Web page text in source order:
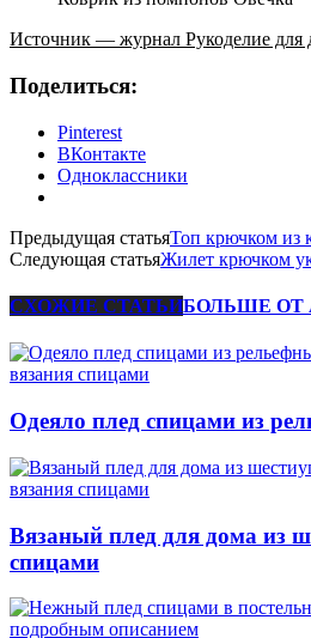
Источник — журнал Рукоделие для
Поделиться:
Pinterest
ВКонтакте
Одноклассники
Предыдущая статьяТоп крючком из
Следующая статьяЖилет крючком
СХОЖИЕ СТАТЬИБОЛЬШЕ ОТ
Одеяло плед спицами из
Вязаный плед для дома из
спицами